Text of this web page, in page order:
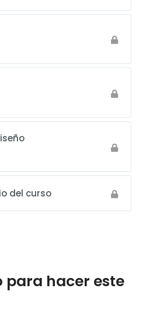
del curso
para hacer este